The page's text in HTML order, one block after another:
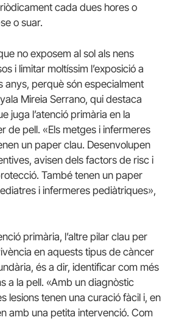
cada dues hores o
o suar.
no exposem al sol als nens
i limitar moltíssim l’exposició a
anys, perquè són especialment
Mireia Serrano, qui destaca
juga l’atenció primària en la
de pell. «Els metges i infermeres
un paper clau. Desenvolupen
avisen dels factors de risc i
També tenen un paper
i infermeres pediàtriques»,
primària, l’altre pilar clau per
en aquests tipus de càncer
és a dir, identificar com més
a la pell. «Amb un diagnòstic
lesions tenen una curació fàcil i, en
amb una petita intervenció. Com